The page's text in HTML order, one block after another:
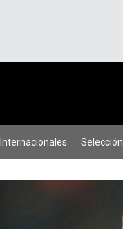
Internacionales Selección